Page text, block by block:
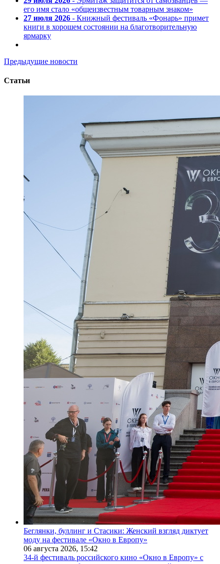
его имя стало «общеизвестным товарным знаком»
27 июля 2026 - Книжный фестиваль «Фонарь» примет
книги в хорошем состоянии на благотворительную
ярмарку
Предыдущие новости
Статьи
Беглянки, буллинг и Стасики: Женский взгляд диктует
моду на фестивале «Окно в Европу»
06 августа 2026, 15:42
34-й фестиваль российского кино «Окно в Европу» с